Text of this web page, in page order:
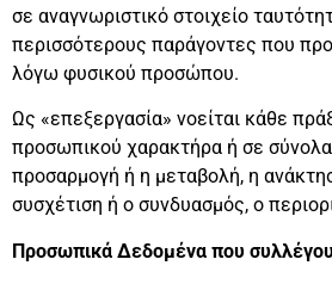
σε αναγνωριστικό στοιχείο
περισσότερους παράγοντες που
λόγω φυσικού προσώπου.
Ως «επεξεργασία» νοείται κάθε
προσωπικού χαρακτήρα ή σε
προσαρμογή ή η μεταβολή, η
συσχέτιση ή ο συνδυασμός, ο
Προσωπικά Δεδομένα που